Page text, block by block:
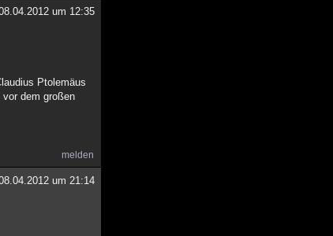
um 12:35
Ptolemäus
dem großen
melden
um 21:14